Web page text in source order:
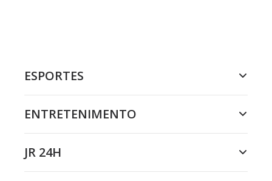
ESPORTES
ENTRETENIMENTO
JR 24H